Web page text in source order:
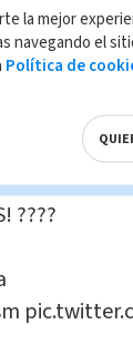
fue de
pero su
Leonel
QUE A
????
la mejor
navegando el
Política de